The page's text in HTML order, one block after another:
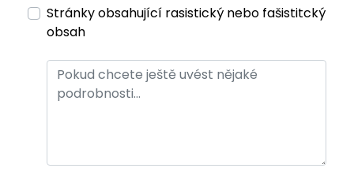
Stránky obsahující rasistický nebo fašistitcký
obsah